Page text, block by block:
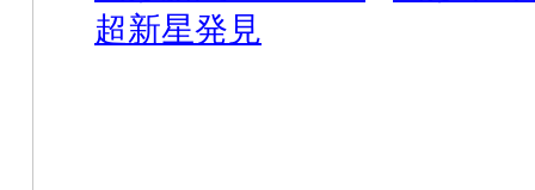
超新星発見